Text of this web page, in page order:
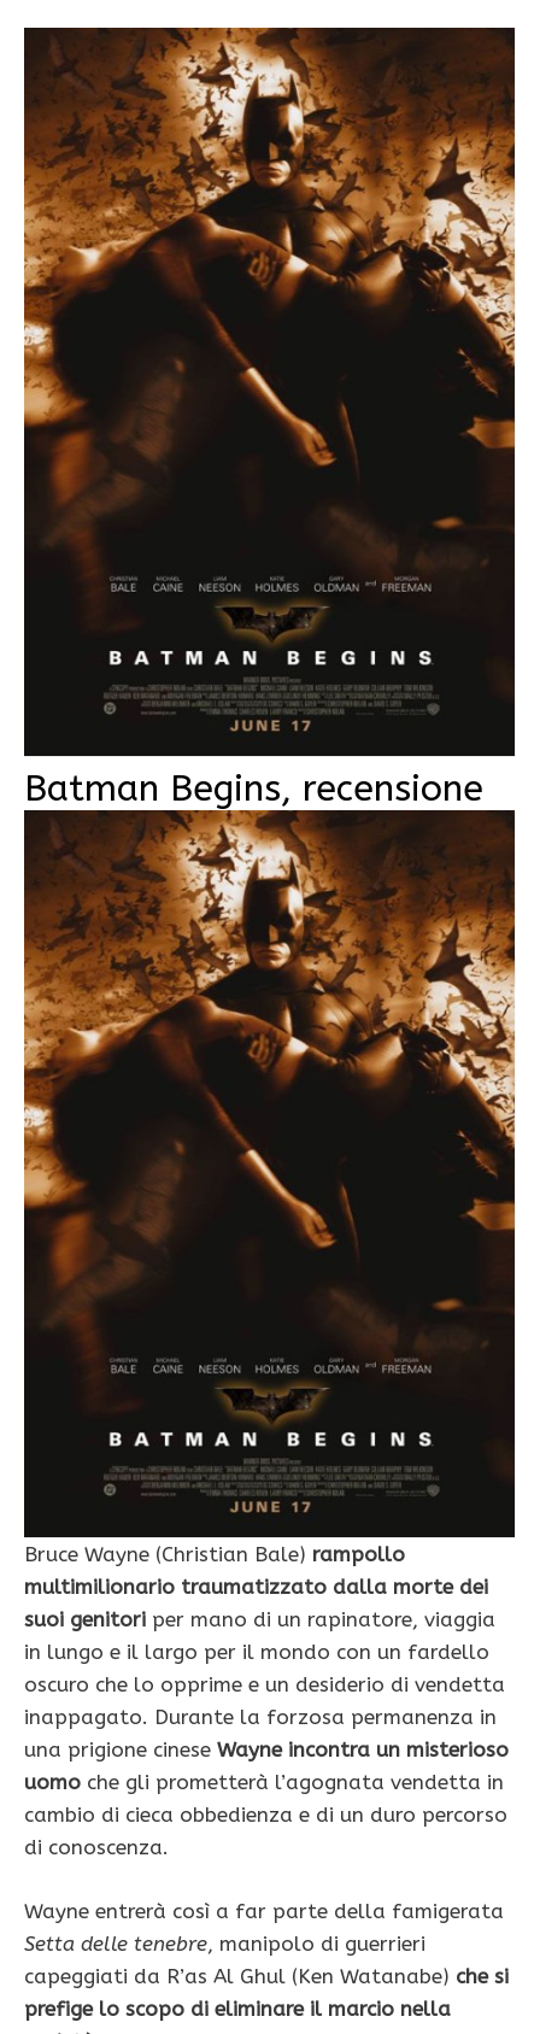
Batman Begins, recensione
Bruce Wayne (Christian Bale) rampollo
multimilionario traumatizzato dalla morte dei
suoi genitori per mano di un rapinatore, viaggia
in lungo e il largo per il mondo con un fardello
oscuro che lo opprime e un desiderio di vendetta
inappagato. Durante la forzosa permanenza in
una prigione cinese Wayne incontra un misterioso
uomo che gli prometterà l’agognata vendetta in
cambio di cieca obbedienza e di un duro percorso
di conoscenza.
Wayne entrerà così a far parte della famigerata
Setta delle tenebre, manipolo di guerrieri
capeggiati da R’as Al Ghul (Ken Watanabe) che si
prefige lo scopo di eliminare il marcio nella